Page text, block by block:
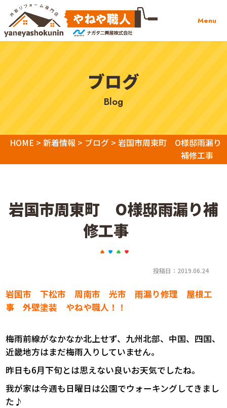
Menu
ブログ
blog
HOME > 新着情報> ブログ> 岩国市周東町 O様邸雨漏り
補修工事
岩国市周東町 O様邸雨漏り補
修工事
投稿日：2019.06.24
岩国市 下松市 周南市 光市 雨漏り修理 屋根工
事 外壁塗装 やねや職人！！
梅雨前線がなかなか北上せず、九州北部、中国、四国、
近畿地方はまだ梅雨入りしていません。
昨日も6月下旬とは思えない良いお天気でしたね。
我が家は今週も日曜日は公園でウォーキングしてきまし
た♪